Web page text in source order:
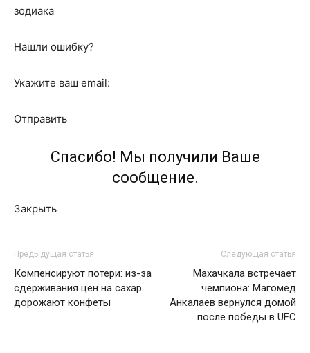
зодиака
Нашли ошибку?
Укажите ваш email:
Отправить
Спасибо! Мы получили Ваше
сообщение.
Закрыть
Предыдущая статья
Компенсируют потери: из-за
сдерживания цен на сахар
дорожают конфеты
Следующая статья
Махачкала встречает
чемпиона: Магомед
Анкалаев вернулся домой
после победы в UFC